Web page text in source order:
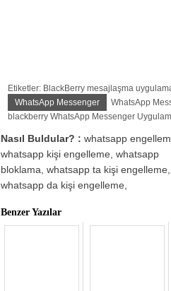
Etiketler: BlackBerry mesajlaşma
WhatsApp Messenger
WhatsApp
blackberry WhatsApp Messenger
Nasıl Buldular? : whatsapp
whatsapp kişi engelleme, whatsapp
bloklama, whatsapp ta kişi engelleme,
whatsapp da kişi engelleme,
Benzer Yazılar